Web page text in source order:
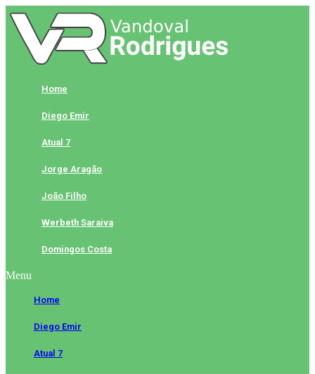
Skip
to
content
Home
Diego Emir
Atual 7
Jorge Aragão
João Filho
Werbeth Saraiva
Domingos Costa
Menu
Home
Diego Emir
Atual 7